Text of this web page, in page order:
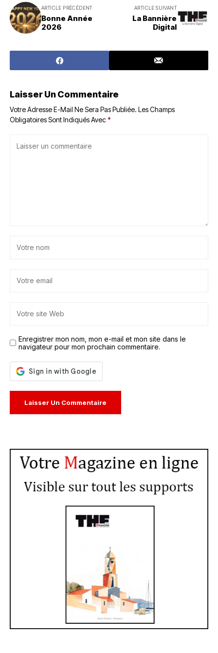
ARTICLE PRÉCÉDENT
Bonne Année
2026
ARTICLE SUIVANT
La Bannière
Digital
Laisser Un Commentaire
Votre Adresse E-Mail Ne Sera Pas Publiée. Les Champs
Obligatoires Sont Indiqués Avec*
Enregistrer mon nom, mon e-mail et mon site dans le
navigateur pour mon prochain commentaire.